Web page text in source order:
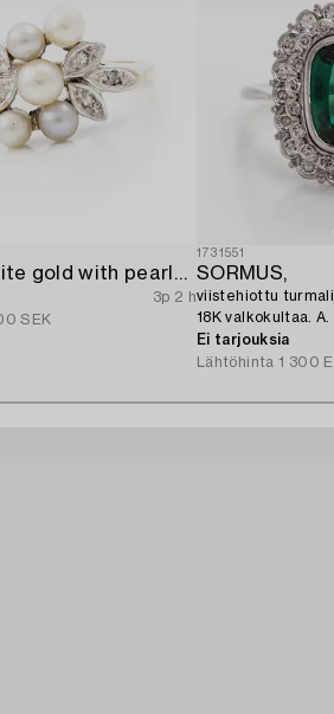
Ring 18K white gold with pearls and octagon-cut diamonds.
3p 2 h
SEK
1731551
SORMUS,
viistehiottu
18K valkokultaa.
1975.
Ei tarjouksia
Lähtöhinta 1 300